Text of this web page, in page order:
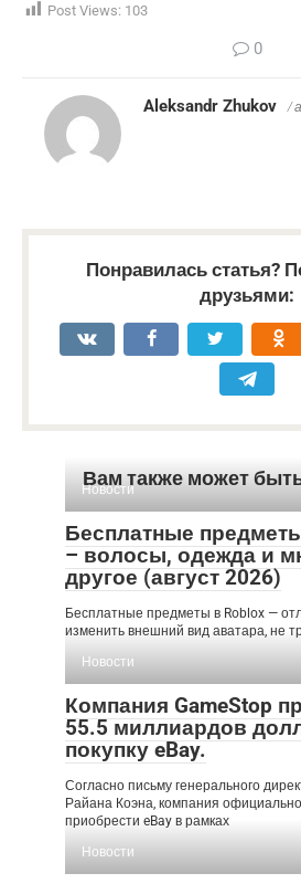
Post Views: 103
0
Aleksandr Zhukov /
Понравилась статья?
друзьями:
Вам также может
Новости
Бесплатные
– волосы, одежда и
другое (август 2026)
Бесплатные предметы в Roblox —
изменить внешний вид аватара, не
Новости
Компания GameStop
55.5 миллиардов
покупку eBay.
Согласно письму генерального
Райана Коэна, компания
приобрести eBay в рамках
Новости